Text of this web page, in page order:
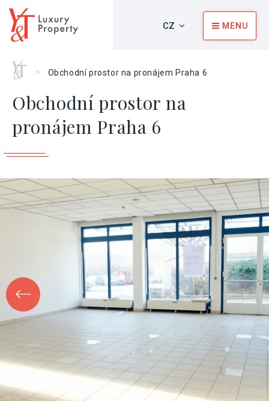
CZ MENU
Home
> Obchodní prostor na pronájem Praha 6
Obchodní prostor na
pronájem Praha 6